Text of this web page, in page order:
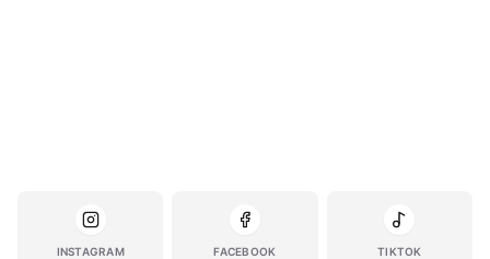
INSTAGRAM FACEBOOK TIKTOK